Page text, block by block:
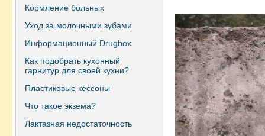
Кормление больных
Уход за молочными зубами
Информационный Drugbox
Как подобрать кухонный
гарнитур для своей кухни?
Пластиковые кессоны
Что такое экзема?
Лактазная недостаточность